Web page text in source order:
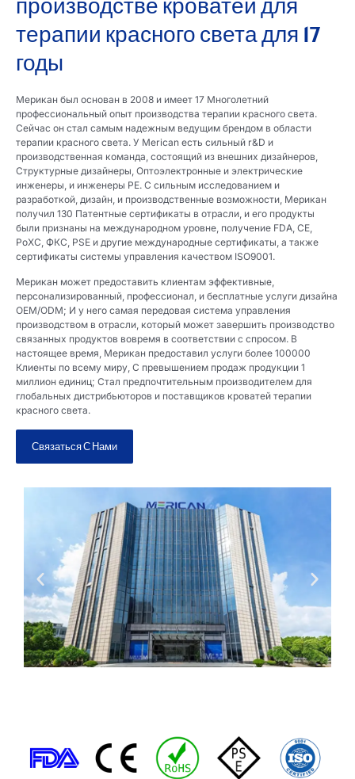
терапии красного света для 17
годы
Мерикан был основан в 2008 и имеет 17 Многолетний
профессиональный опыт производства терапии красного света.
Сейчас он стал самым надежным ведущим брендом в области
терапии красного света. У Merican есть сильный r&D и
производственная команда, состоящий из внешних дизайнеров,
Структурные дизайнеры, Оптоэлектронные и электрические
инженеры, и инженеры PE. С сильным исследованием и
разработкой, дизайн, и производственные возможности, Мерикан
получил 130 Патентные сертификаты в отрасли, и его продукты
были признаны на международном уровне, получение FDA, CE,
РоХС, ФКС, PSE и другие международные сертификаты, а также
сертификаты системы управления качеством ISO9001.
Мерикан может предоставить клиентам эффективные,
персонализированный, профессионал, и бесплатные услуги дизайна
OEM/ODM; И у него самая передовая система управления
производством в отрасли, который может завершить производство
связанных продуктов вовремя в соответствии с спросом. В
настоящее время, Мерикан предоставил услуги более 100000
Клиенты по всему миру, С превышением продаж продукции 1
миллион единиц; Стал предпочтительным производителем для
глобальных дистрибьюторов и поставщиков кроватей терапии
красного света.
Связаться С Нами